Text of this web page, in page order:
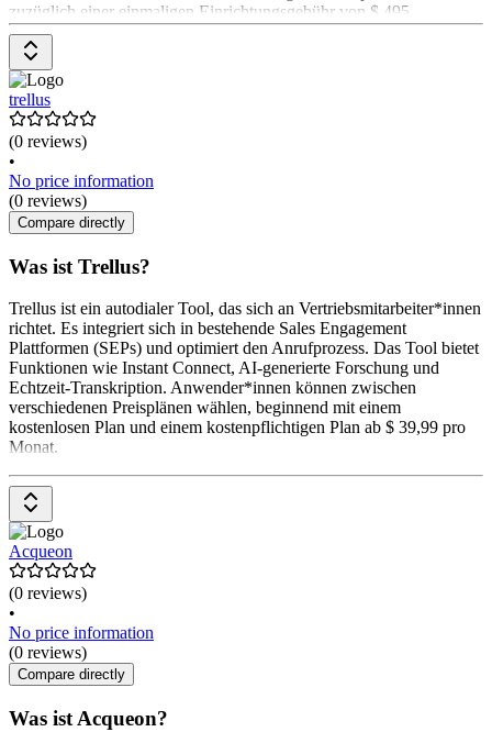
zuzüglich einer einmaligen Einrichtungsgebühr von $ 495.
Telekommunikationsgebühren werden direkt an Twilio gezahlt.
trellus
(0 reviews)
•
No price information
(0 reviews)
Compare directly
Was ist Trellus?
Trellus ist ein autodialer Tool, das sich an Vertriebsmitarbeiter*innen
richtet. Es integriert sich in bestehende Sales Engagement
Plattformen (SEPs) und optimiert den Anrufprozess. Das Tool bietet
Funktionen wie Instant Connect, AI-generierte Forschung und
Echtzeit-Transkription. Anwender*innen können zwischen
verschiedenen Preisplänen wählen, beginnend mit einem
kostenlosen Plan und einem kostenpflichtigen Plan ab $ 39,99 pro
Monat.
Acqueon
(0 reviews)
•
No price information
(0 reviews)
Compare directly
Was ist Acqueon?